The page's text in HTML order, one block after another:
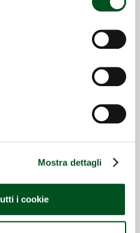
Mostra dettagli
i cookie
R